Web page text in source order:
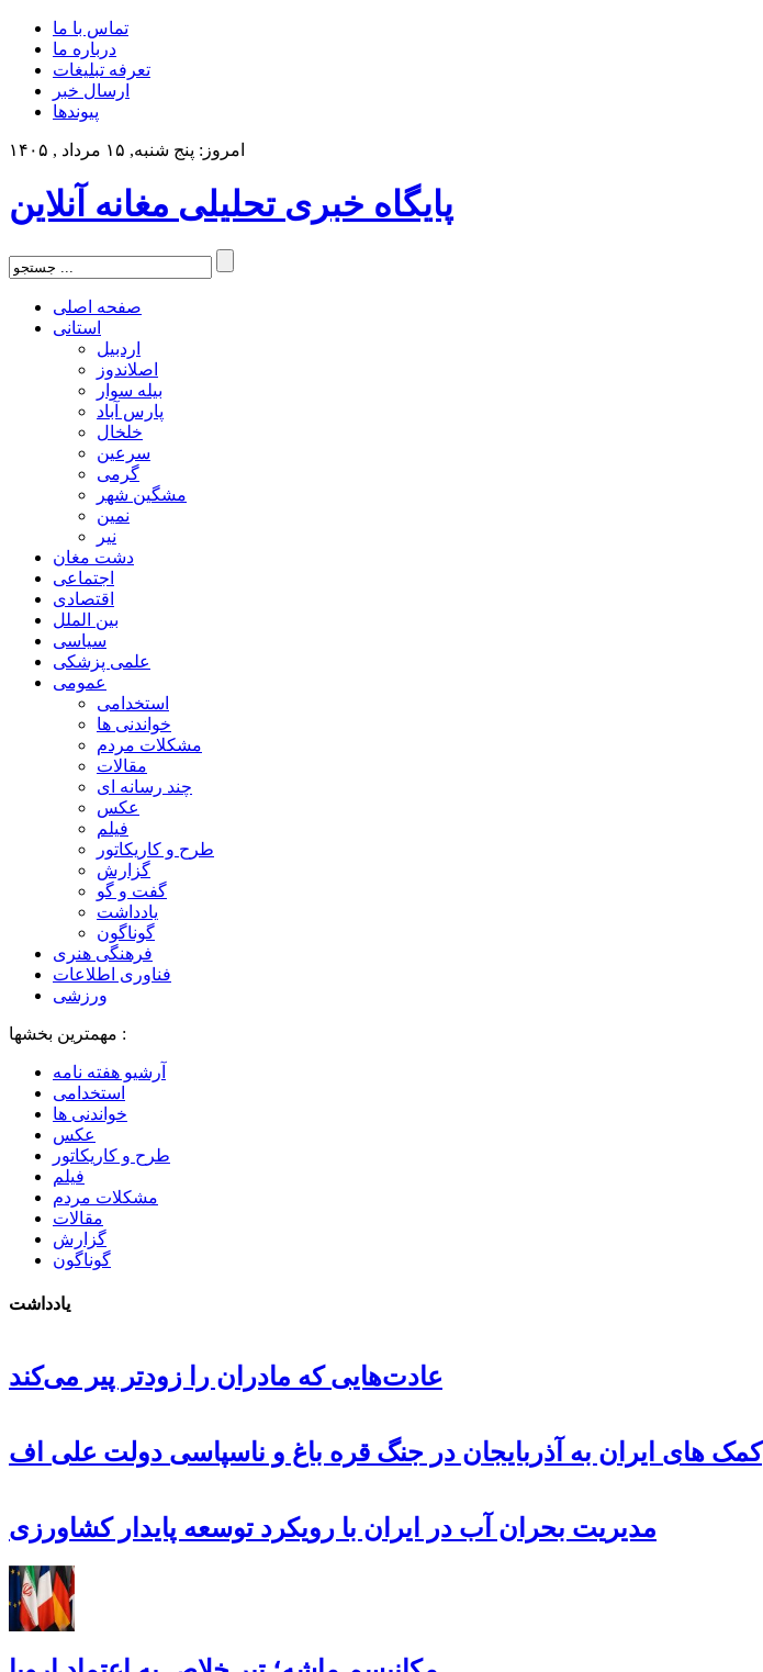
تماس با ما
درباره ما
تعرفه تبلیغات
ارسال خبر
پیوندها
امروز: پنج شنبه, ۱۵ مرداد , ۱۴۰۵
پایگاه خبری تحلیلی مغانه آنلاین
صفحه اصلی
استانی
اردبیل
اصلاندوز
بیله سوار
پارس آباد
خلخال
سرعین
گرمی
مشگین شهر
نمین
نیر
دشت مغان
اجتماعی
اقتصادی
بین الملل
سیاسی
علمی پزشکی
عمومی
استخدامی
خواندنی ها
مشکلات مردم
مقالات
چند رسانه ای
عکس
فیلم
طرح و کاریکاتور
گزارش
گفت و گو
یادداشت
گوناگون
فرهنگی هنری
فناوری اطلاعات
ورزشی
مهمترین بخشها :
آرشیو هفته نامه
استخدامی
خواندنی ها
عکس
طرح و کاریکاتور
فیلم
مشکلات مردم
مقالات
گزارش
گوناگون
یادداشت
عادت‌هایی که مادران را زودتر پیر می‌کند
کمک های ایران به آذربایجان در جنگ قره باغ و ناسپاسی دولت علی اف
مدیریت بحران آب در ایران با رویکرد توسعه پایدار کشاورزی